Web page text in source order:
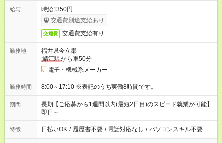
給与
時給1350円
交通費別途支給あり
交通費 交通費支給有り
勤務地
福井県今立郡
鯖江駅から車50分
電子・機械系メーカー
勤務時間 8:00～17:10 ※表記のうち実働8時間です。
期間
長期【ご応募から1週間以内(最短2日目)のスピード就業が可能】
即日～
特徴 日払いOK / 履歴書不要 / 電話対応なし / パソコンスキル不要